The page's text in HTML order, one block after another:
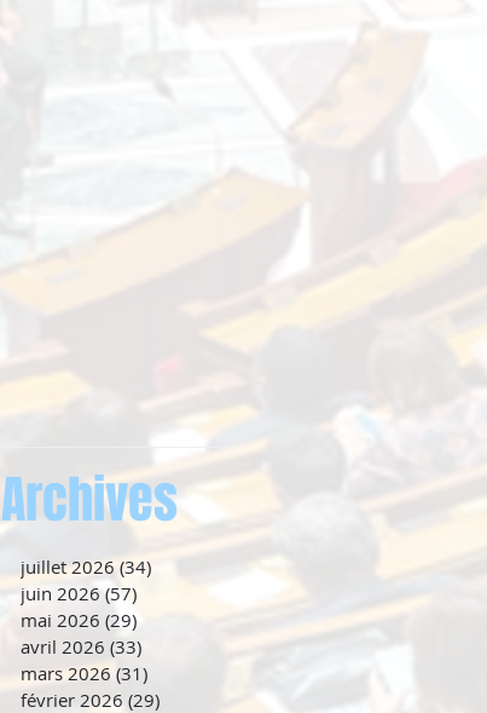
Archives
juillet 2026 (34)
juin 2026 (57)
mai 2026 (29)
avril 2026 (33)
mars 2026 (31)
février 2026 (29)